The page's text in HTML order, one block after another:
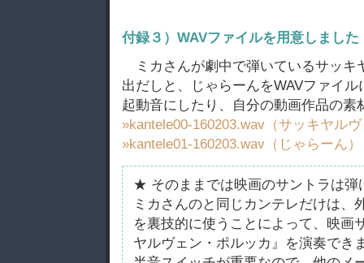
付録３）WAVファイルを用意しました
ミカさんが劇中で弾いているサッ
出だしと、じゃらーんをWAVファイ
起動音にしたり、自分の動画作品の素
»kantele00-160203.wav（サッキヤル
»kantele01-160203.wav（じゃらーん）
★ そのままでは映画のサントラは弾
ミカさんのと同じカンテレだけは、
を裏技的に使うことによって、映画
ヤルヴェン・ポルッカ』を演奏でき